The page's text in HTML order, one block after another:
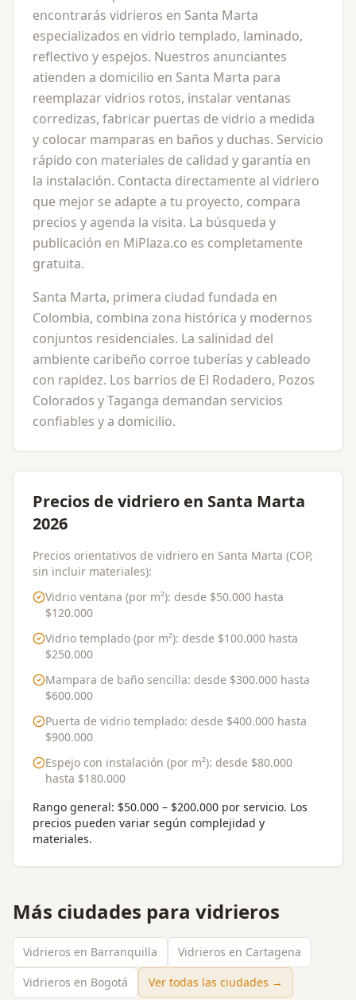
encontrarás vidrieros en Santa Marta
especializados en vidrio templado, laminado,
reflectivo y espejos. Nuestros anunciantes
atienden a domicilio en Santa Marta para
reemplazar vidrios rotos, instalar ventanas
corredizas, fabricar puertas de vidrio a medida
y colocar mamparas en baños y duchas. Servicio
rápido con materiales de calidad y garantía en
la instalación. Contacta directamente al vidriero
que mejor se adapte a tu proyecto, compara
precios y agenda la visita. La búsqueda y
publicación en MiPlaza.co es completamente
gratuita.
Santa Marta, primera ciudad fundada en
Colombia, combina zona histórica y modernos
conjuntos residenciales. La salinidad del
ambiente caribeño corroe tuberías y cableado
con rapidez. Los barrios de El Rodadero, Pozos
Colorados y Taganga demandan servicios
confiables y a domicilio.
Precios de vidriero en Santa Marta
2026
Precios orientativos de vidriero en Santa Marta (COP,
sin incluir materiales):
Vidrio ventana (por m²): desde $50.000 hasta
$120.000
Vidrio templado (por m²): desde $100.000 hasta
$250.000
Mampara de baño sencilla: desde $300.000 hasta
$600.000
Puerta de vidrio templado: desde $400.000 hasta
$900.000
Espejo con instalación (por m²): desde $80.000
hasta $180.000
Rango general: $50.000 – $200.000 por servicio. Los
precios pueden variar según complejidad y
materiales.
Más ciudades para vidrieros
Vidrieros en Barranquilla
Vidrieros en Cartagena
Vidrieros en Bogotá
Ver todas las ciudades →